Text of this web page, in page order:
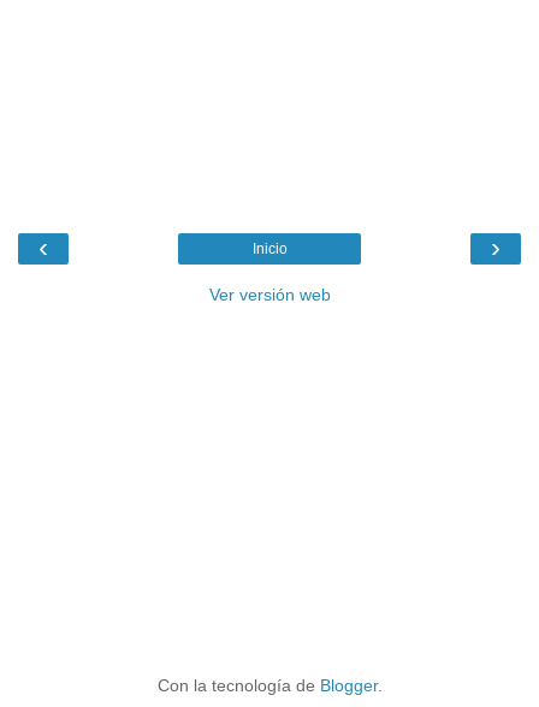
‹ ›
Inicio
Ver versión web
Con la tecnología de Blogger.